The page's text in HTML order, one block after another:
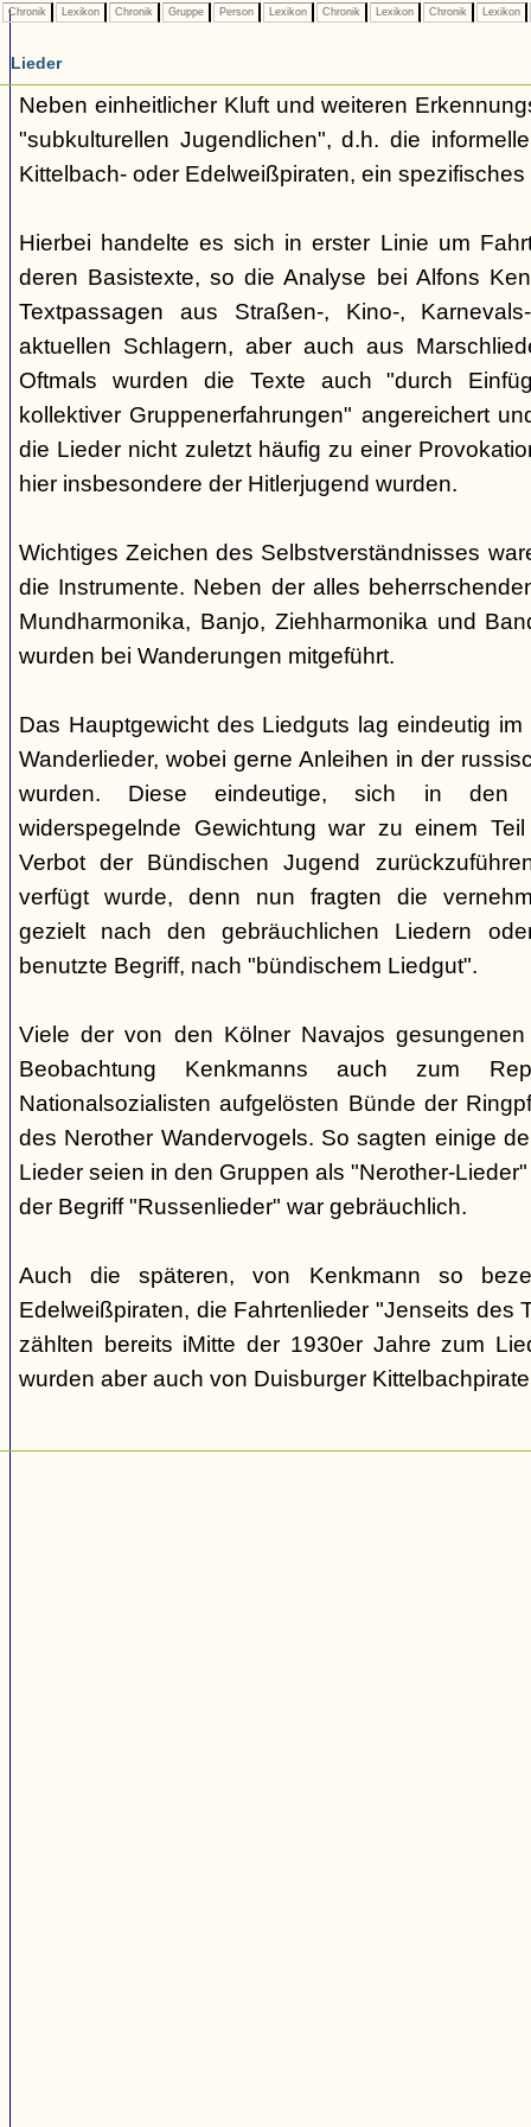
Chronik Lexikon Chronik Gruppe Person Lexikon Chronik Lexikon Chronik Lexikon
Lieder
Neben einheitlicher Kluft und weiteren
"subkulturellen Jugendlichen", d.h. die
Kittelbach- oder Edelweißpiraten, ein
Hierbei handelte es sich in erster Linie um
deren Basistexte, so die Analyse bei Alfons
Textpassagen aus Straßen-, Kino-,
aktuellen Schlagern, aber auch aus
Oftmals wurden die Texte auch "durch
kollektiver Gruppenerfahrungen" angereichert
die Lieder nicht zuletzt häufig zu einer
hier insbesondere der Hitlerjugend wurden.
Wichtiges Zeichen des Selbstverständnisses
die Instrumente. Neben der alles
Mundharmonika, Banjo, Ziehharmonika und
wurden bei Wanderungen mitgeführt.
Das Hauptgewicht des Liedguts lag eindeutig
Wanderlieder, wobei gerne Anleihen in der
wurden. Diese eindeutige, sich in den
widerspegelnde Gewichtung war zu einem
Verbot der Bündischen Jugend
verfügt wurde, denn nun fragten die
gezielt nach den gebräuchlichen Liedern
benutzte Begriff, nach "bündischem Liedgut".
Viele der von den Kölner Navajos
Beobachtung Kenkmanns auch zum
Nationalsozialisten aufgelösten Bünde der
des Nerother Wandervogels. So sagten einige
Lieder seien in den Gruppen als "Nerother-
der Begriff "Russenlieder" war gebräuchlich.
Auch die späteren, von Kenkmann so
Edelweißpiraten, die Fahrtenlieder "Jenseits des
zählten bereits iMitte der 1930er Jahre zum
wurden aber auch von Duisburger